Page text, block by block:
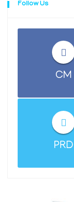
Follow Us
CM
PRD